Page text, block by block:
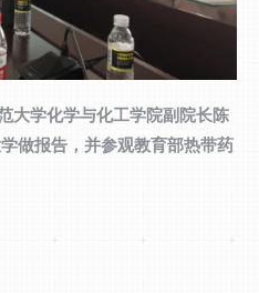
大学化学与化工学院副院长陈
做报告，并参观教育部热带药